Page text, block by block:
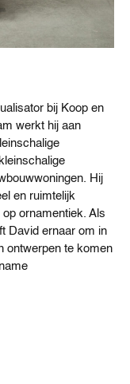
bij Koop en
werkt hij aan
Hij
en ruimtelijk
ornamentiek. Als
David ernaar om in
ontwerpen te komen